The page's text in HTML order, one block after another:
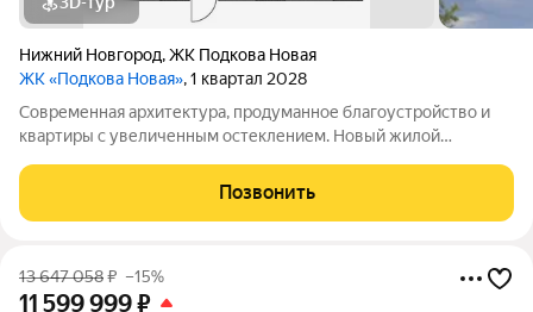
Нижний Новгород,ЖК Подкова Новая
ЖК «Подкова Новая», 1 квартал 2028
Современная архитектура, продуманное благоустройство и
квартиры с увеличенным остеклением. Новый жилой
минутах езды от центра и всего в паре шагов от магазинов и
кафе.Премьерный дом «Подкова
Позвонить
13 647 058₽ –15%
11 599 999₽